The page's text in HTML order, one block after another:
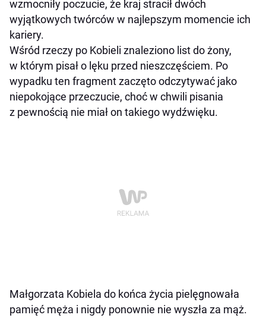
wzmocniły poczucie, że kraj stracił dwóch
wyjątkowych twórców w najlepszym momencie ich
kariery.
Wśród rzeczy po Kobieli znaleziono list do żony,
w którym pisał o lęku przed nieszczęściem. Po
wypadku ten fragment zaczęto odczytywać jako
niepokojące przeczucie, choć w chwili pisania
z pewnością nie miał on takiego wydźwięku.
Małgorzata Kobiela do końca życia pielęgnowała
pamięć męża i nigdy ponownie nie wyszła za mąż.